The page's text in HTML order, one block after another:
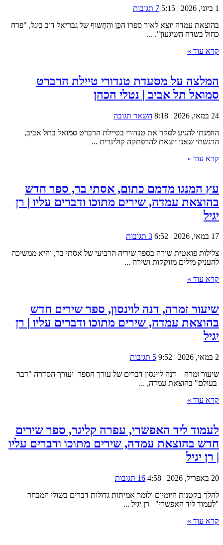
1 ביוני, 2026 | 5:15
7 תגובות
בהוצאת עמדה יוצא לאור ספרו הכֵּן והֶחָשוף של גבריאל דוב ביגל, "פרח
כחול בשדה השיגעון". ...
קרא עוד »
המלצה על מסעדת טנדורי טיילת הרברט
סמואל תל אביב | נטלי הכהן
24 במאי, 2026 | 8:18
השאר תגובה
הוזמנתי להגיע לסקר את טנדורי בטיילת הרברט סמואל בתל אביב,
הרגשתי שאני יוצאת להרפתקה קולינרית ...
קרא עוד »
עץ המנגו מדמם כתום, אסתי בר, ספר חדש
בהוצאת עמדה, שירים מתוכו ודברים עליו | רן
יגיל
17 במאי, 2026 | 6:52
3 תגובות
צלילות פואטית שורה בספר שיריה הרביעי של אסתי בר, והיא ממשיכה
להעניק מילים מזוקקות ושירה ...
קרא עוד »
שיעור זמרה, דנה לוינסון, ספר שירים חדש
בהוצאת עמדה, שירים מתוכו ודברים עליו | רן
יגיל
2 במאי, 2026 | 9:52
5 תגובות
שיעור זמרה – דנה לוינסון דברים של עורך הספר ועורך הסדרה "דבר
בעולם" בהוצאת עמדה, ...
קרא עוד »
לעמוד ליד האפשרי, עפרה קליגר, ספר שירים
חדש בהוצאת עמדה, שירים מתוכו ודברים עליו
| רן יגיל
20 באפריל, 2026 | 4:58
16 תגובות
להלך בקטנות היומיום ולומר אמיתות גדולות דברים בשולי המבחר
"לעמוד ליד האפשרי" רן יגיל ...
קרא עוד »